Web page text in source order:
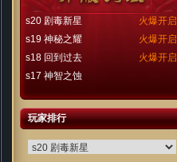
火爆开启
s20 剧毒新星
火爆开启
s19 神秘之耀
火爆开启
s18 回到过去
s17 神智之蚀
玩家排行